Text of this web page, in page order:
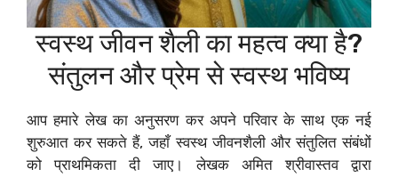
स्वस्थ जीवन शैली का महत्व क्या है?
संतुलन और प्रेम से स्वस्थ भविष्य
आप हमारे लेख का अनुसरण कर अपने परिवार के साथ एक नई
शुरुआत कर सकते हैं, जहाँ स्वस्थ जीवनशैली और संतुलित संबंधों
को प्राथमिकता दी जाए। लेखक अमित श्रीवास्तव द्वारा